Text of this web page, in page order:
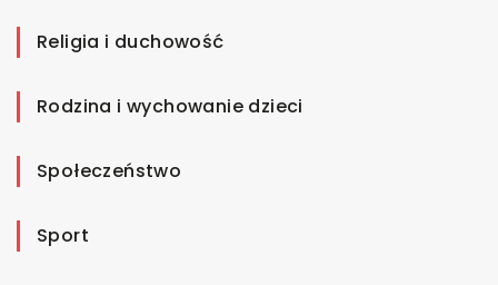
Religia i duchowość
Rodzina i wychowanie dzieci
Społeczeństwo
Sport